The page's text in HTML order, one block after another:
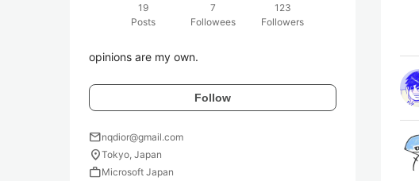
19
Posts
7
Followees
123
Followers
opinions are my own.
Follow
mailnqdior@gmail.com
location_onTokyo, Japan
workMicrosoft Japan